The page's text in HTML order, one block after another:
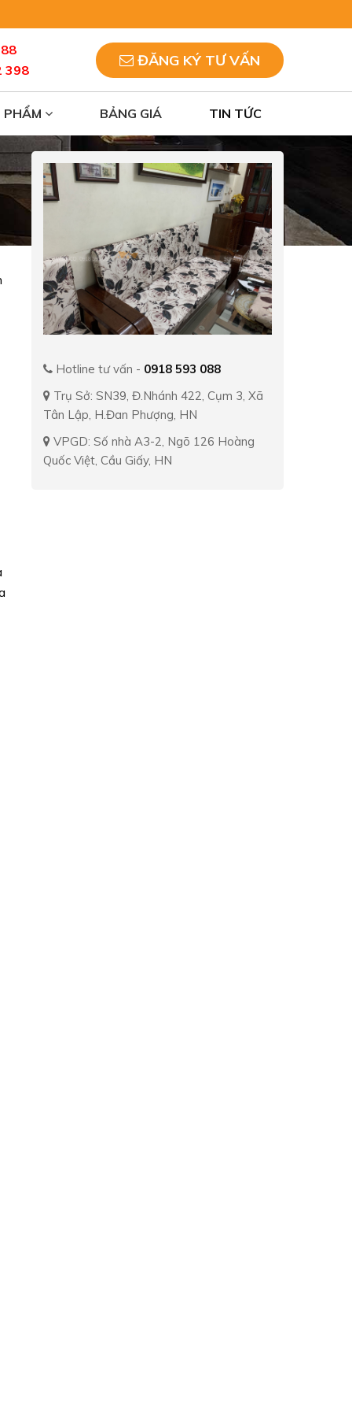
398
ĐĂNG KÝ TƯ VẤN
PHẨM BẢNG GIÁ TIN TỨC
Hotline tư vấn - 0918 593 088
Trụ Sở: SN39, Đ.Nhánh 422, Cụm 3, Xã
Tân Lập, H.Đan Phượng, HN
VPGD: Số nhà A3-2, Ngõ 126 Hoàng
Quốc Việt, Cầu Giấy, HN